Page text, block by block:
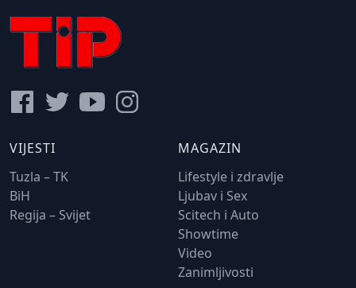
VIJESTI
Tuzla – TK
BiH
Regija – Svijet
MAGAZIN
Lifestyle i zdravlje
Ljubav i Sex
Scitech i Auto
Showtime
Video
Zanimljivosti